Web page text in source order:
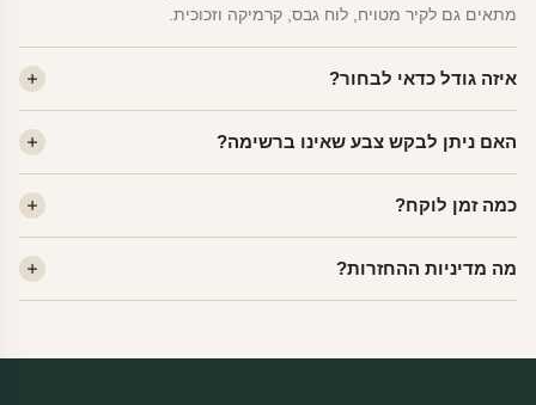
מתאים גם לקיר מטויח, לוח גבס, קרמיקה וזכוכית.
איזה גודל כדאי לבחור?
שינה של מבוגרים — L. לפינה קטנה — S.
האם ניתן לבקש צבע שאינו ברשימה?
הצבעים זמינים ללא תוספת מחיר.
כמה זמן לוקח?
14:00 — יצאו באותו יום.
מה מדיניות ההחזרות?